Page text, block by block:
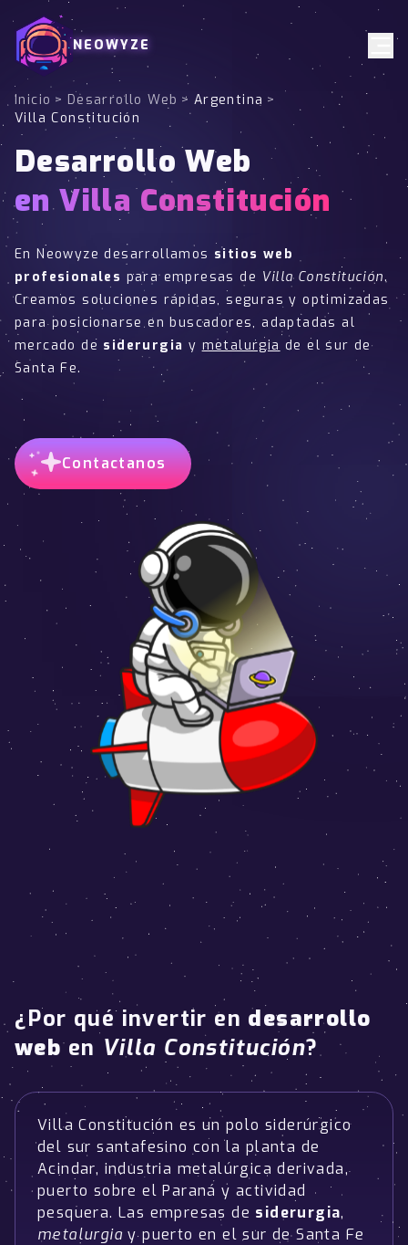
NEOWYZE
Inicio > Desarrollo Web > Argentina >
Villa Constitución
Desarrollo Web
en Villa Constitución
En Neowyze desarrollamos sitios web
profesionales para empresas de Villa Constitución.
Creamos soluciones rápidas, seguras y optimizadas
para posicionarse en buscadores, adaptadas al
mercado de siderurgia y metalurgia de el sur de
Santa Fe.
Contactanos
¿Por qué invertir en desarrollo
weben Villa Constitución?
Villa Constitución es un polo siderúrgico
del sur santafesino con la planta de
Acindar, industria metalúrgica derivada,
puerto sobre el Paraná y actividad
pesquera. Las empresas de siderurgia,
metalurgia y puerto en el sur de Santa Fe